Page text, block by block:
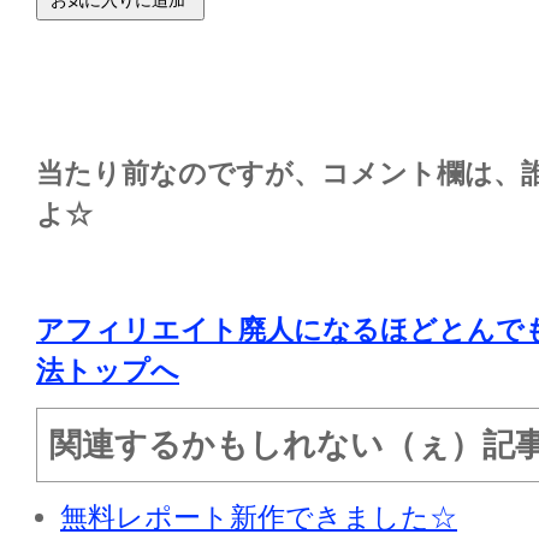
当たり前なのですが、コメント欄は、
よ☆
アフィリエイト廃人になるほどとんで
法トップへ
関連するかもしれない（ぇ）記
無料レポート新作できました☆